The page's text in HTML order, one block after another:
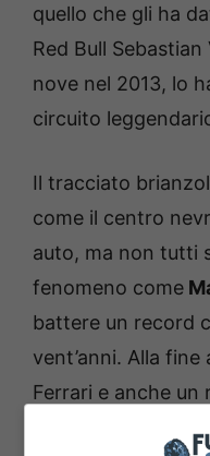
quello che gli ha
Red Bull
nove nel 2013, lo
circuito
Il tracciato
come il centro
auto, ma non tutti
fenomeno come
battere un record
vent’anni. Alla
Ferrari e anche